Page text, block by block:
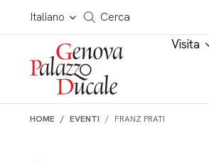
Salta al contenuto
Italiano
Cerca in tutto il sito
Cerca
Visita
HOME EVENTI FRANZ PRATI